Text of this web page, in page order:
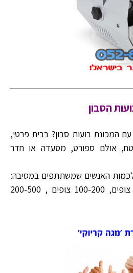
הסבון
המכונת בועות סבון? בבית פרטי,
אולם ספורט, מסעדה או חדר
האנשים שמשתתפים במסיבה:
0-50 צופים או 50-130 צופים, 100-200 צופים , 200-500